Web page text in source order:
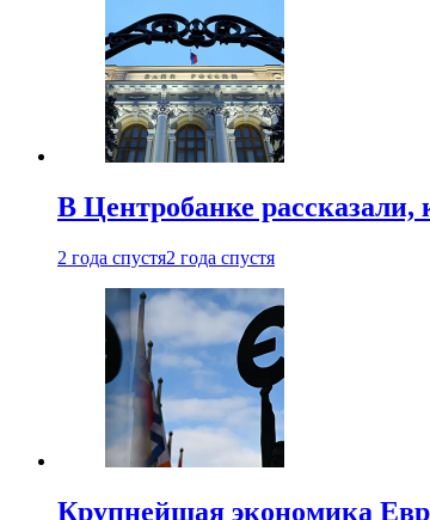
В Центробанке
2 года спустя2 года спустя
Крупнейшая экономика